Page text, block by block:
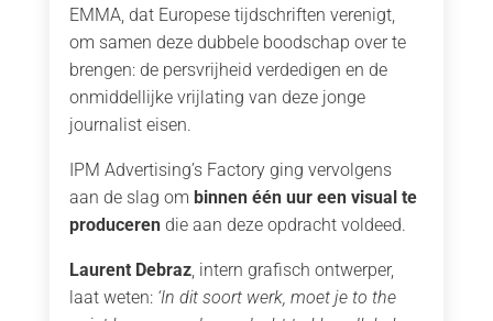
EMMA, dat Europese tijdschriften verenigt,
om samen deze dubbele boodschap over te
brengen: de persvrijheid verdedigen en de
onmiddellijke vrijlating van deze jonge
journalist eisen.
IPM Advertising’s Factory ging vervolgens
aan de slag om binnen één uur een visual te
produceren die aan deze opdracht voldeed.
Laurent Debraz, intern grafisch ontwerper,
laat weten: ‘In dit soort werk, moet je to the